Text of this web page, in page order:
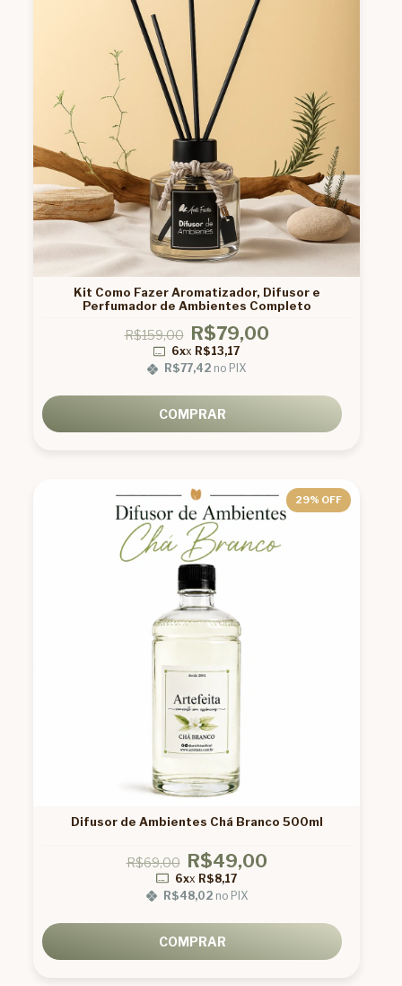
Kit Como Fazer Aromatizador, Difusor e
Perfumador de Ambientes Completo
R$159,00 R$79,00
6xx R$13,17
R$77,42 no PIX
COMPRAR
29% OFF
Difusor de Ambientes Chá Branco 500ml
R$69,00 R$49,00
6xx R$8,17
R$48,02no PIX
COMPRAR